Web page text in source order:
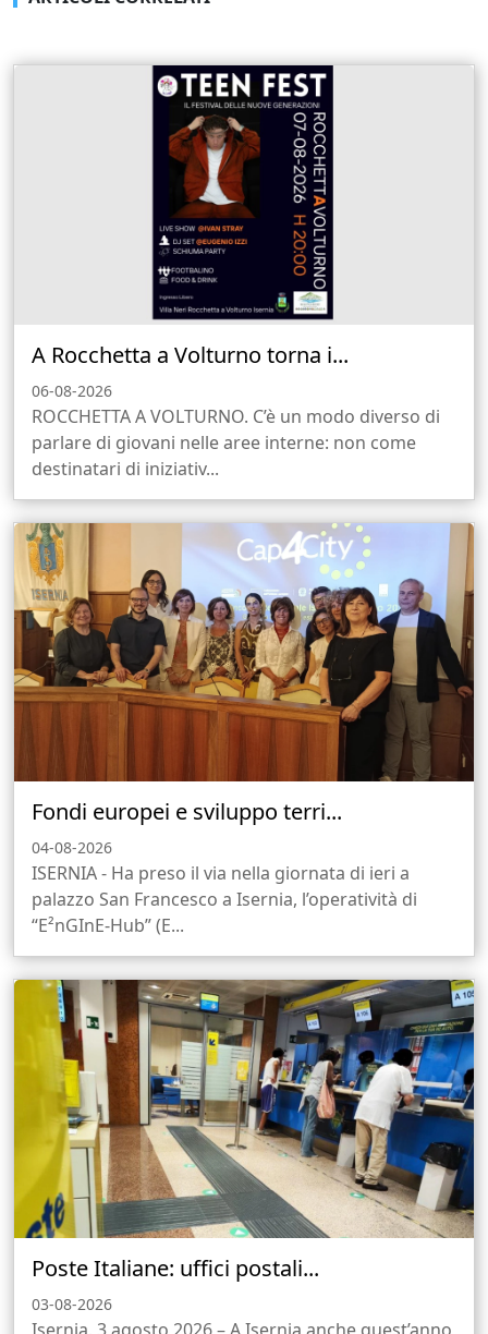
A Rocchetta a Volturno torna i...
06-08-2026
ROCCHETTA A VOLTURNO. C’è un modo diverso di
parlare di giovani nelle aree interne: non come
destinatari di iniziativ...
Fondi europei e sviluppo terri...
04-08-2026
ISERNIA - Ha preso il via nella giornata di ieri a
palazzo San Francesco a Isernia, l’operatività di
“E²nGInE-Hub” (E...
Poste Italiane: uffici postali...
03-08-2026